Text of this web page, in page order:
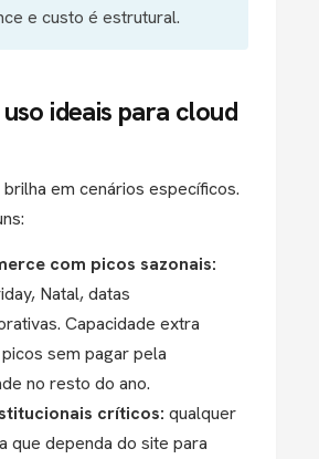
e custo é estrutural.
ideais para cloud
em cenários específicos.
com picos sazonais:
Natal, datas
Capacidade extra
sem pagar pela
no resto do ano.
críticos: qualquer
que dependa do site para